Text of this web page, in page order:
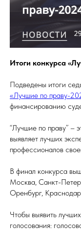
Итоги конкурса
Подведены итоги
«Лучшие по праву-
финансированию
“Лучшие по праву” –
выявляет лучших
профессионалов
В финал конкурса
Москва, Санкт-
Оренбург,
Чтобы выявить
голосования: